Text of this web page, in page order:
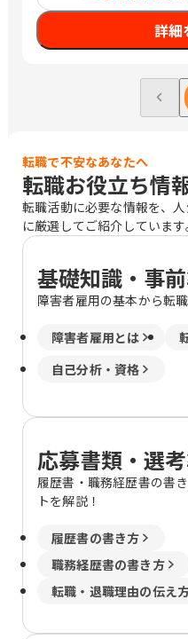
詳細
転職で不安なあなたへ
転職お役立ち情
転職活動に必要な情報を、
に厳選してご紹介しています
基礎知識・事
障害者雇用の基本から転
障害者雇用とは
自己分析・資格
応募書類・選
履歴書・職務経歴書の書
トを解説！
履歴書の書き方
職務経歴書の書き方
転職・退職理由の伝え